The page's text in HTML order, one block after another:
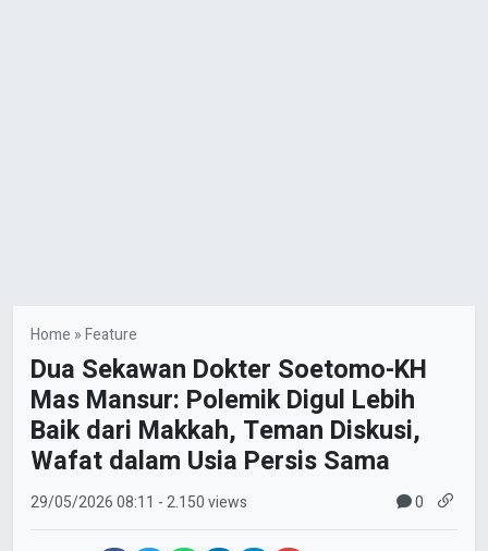
Home »Feature
Dua Sekawan Dokter Soetomo-KH
Mas Mansur: Polemik Digul Lebih
Baik dari Makkah, Teman Diskusi,
Wafat dalam Usia Persis Sama
29/05/202608:11 - 2.150 views 0